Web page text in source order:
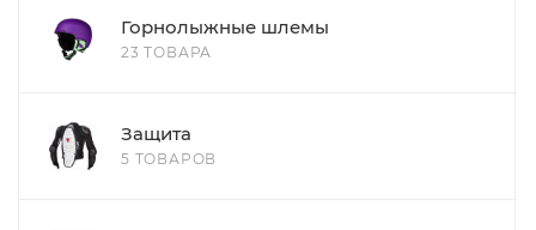
Горнолыжные шлемы
23 ТОВАРА
Защита
5 ТОВАРОВ